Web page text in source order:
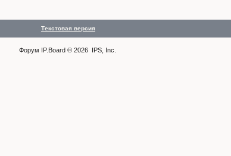
Текстовая версия
Форум IP.Board © 2026 IPS, Inc